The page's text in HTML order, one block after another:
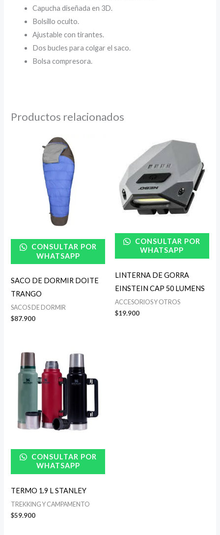
Capucha diseñada en 3D.
Bolsillo oculto.
Ajustable con tirantes.
Dos bucles para colgar el saco.
Bolsa compresora.
Productos relacionados
CONSULTAR POR
WHATSAPP
SACO DE DORMIR DOITE
TRANGO
SACOS DE DORMIR
$87.900
CONSULTAR POR
WHATSAPP
LINTERNA DE GORRA
EINSTEIN CAP 50 LUMENS
ACCESORIOS Y OTROS
$19.900
CONSULTAR POR
WHATSAPP
TERMO 1.9 L STANLEY
TREKKING Y CAMPAMENTO
$59.900